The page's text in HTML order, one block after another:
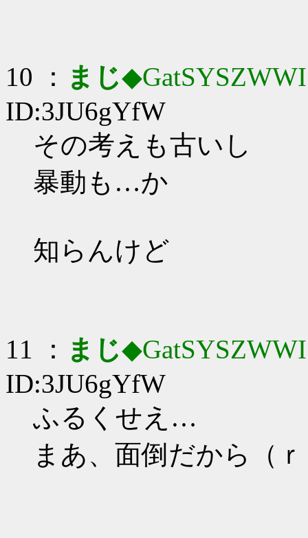
10 ： まじ◆GatSYSZWWI
ID:3JU6gYfW
その考えも古いし
暴動も…か
知らんけど
11 ： まじ◆GatSYSZWWI
ID:3JU6gYfW
ふるくせえ…
まあ、面倒だから（